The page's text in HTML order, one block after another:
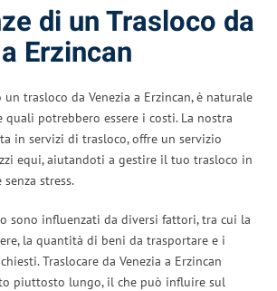
di un Trasloco da
Erzincan
trasloco da Venezia a Erzincan, è naturale
potrebbero essere i costi. La nostra
in servizi di trasloco, offre un servizio
equi, aiutandoti a gestire il tuo trasloco in
stress.
sono influenzati da diversi fattori, tra cui la
la quantità di beni da trasportare e i
Traslocare da Venezia a Erzincan
piuttosto lungo, il che può influire sul